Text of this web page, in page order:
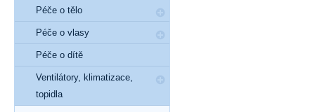
Péče o tělo
Péče o vlasy
Péče o dítě
Ventilátory, klimatizace,
topidla